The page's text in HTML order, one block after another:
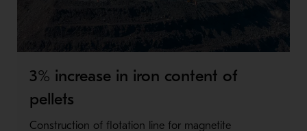
Metso Plus
3% increase in iron content of
pellets
Construction of flotation line for magnetite